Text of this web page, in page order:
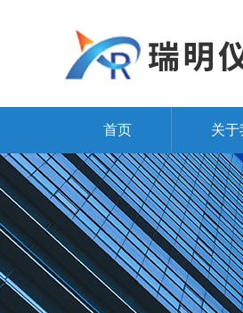
首页 关于